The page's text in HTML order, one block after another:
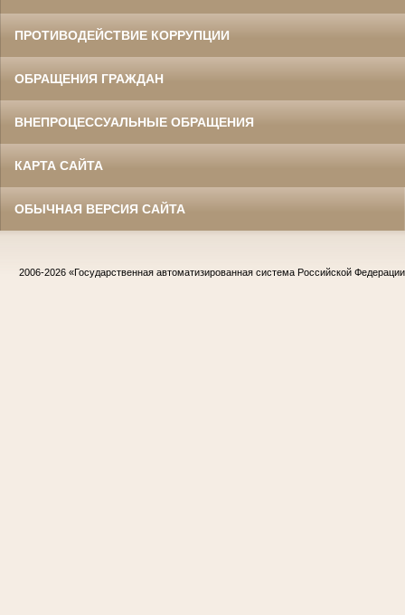
ПРОТИВОДЕЙСТВИЕ КОРРУПЦИИ
ОБРАЩЕНИЯ ГРАЖДАН
ВНЕПРОЦЕССУАЛЬНЫЕ ОБРАЩЕНИЯ
КАРТА САЙТА
ОБЫЧНАЯ ВЕРСИЯ САЙТА
2006-2026 «Государственная автоматизированная система Российской